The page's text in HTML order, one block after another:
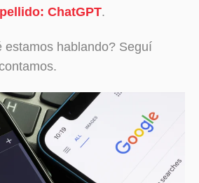
ChatGPT.
estamos hablando? Seguí